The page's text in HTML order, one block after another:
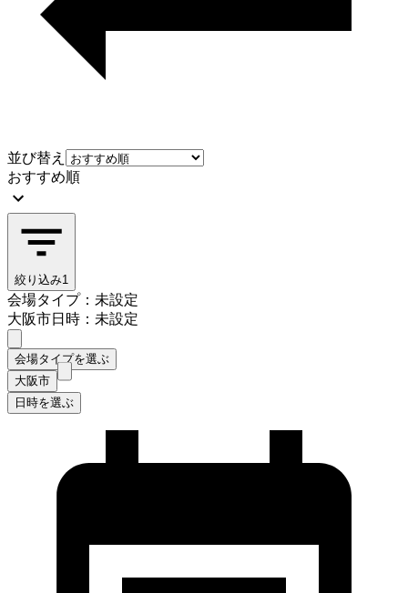
並び替え
おすすめ順
絞り込み1
会場タイプ：未設定
大阪市日時：未設定
会場タイプを選ぶ
大阪市
日時を選ぶ